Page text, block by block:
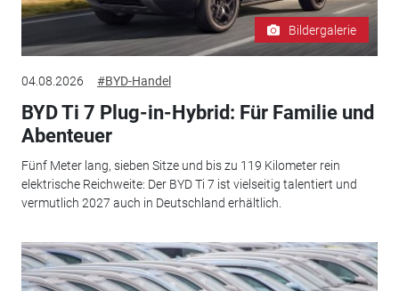
Bildergalerie
04.08.2026 #BYD-Handel
BYD Ti 7 Plug-in-Hybrid: Für Familie und
Abenteuer
Fünf Meter lang, sieben Sitze und bis zu 119 Kilometer rein
elektrische Reichweite: Der BYD Ti 7 ist vielseitig talentiert und
vermutlich 2027 auch in Deutschland erhältlich.